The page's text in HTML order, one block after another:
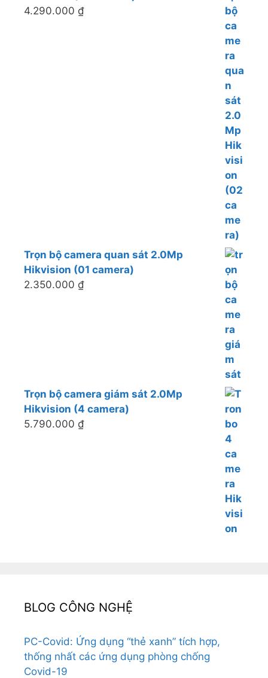
4.290.000 ₫
Trọn bộ camera quan sát 2.0Mp
Hikvision (01 camera)
2.350.000 ₫
Trọn bộ camera giám sát 2.0Mp
Hikvision (4 camera)
5.790.000 ₫
BLOG CÔNG NGHỆ
PC-Covid: Ứng dụng “thẻ xanh” tích hợp,
thống nhất các ứng dụng phòng chống
Covid-19